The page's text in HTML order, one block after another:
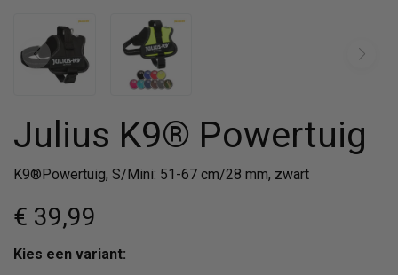
Julius K9® Powertuig
K9®Powertuig, S/Mini: 51-67 cm/28 mm, zwart
€ 39,99
Kies een variant: